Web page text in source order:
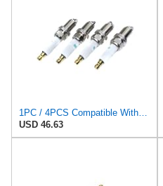
1PC / 4PCS Compatible With BMW E46 E39 VW Jet-ta Saab 900 Spark Plug 12129064617,
USD 46.63